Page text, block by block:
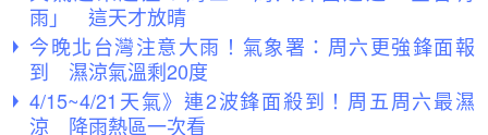
雨」 這天才放晴
今晚北台灣注意大雨！氣象署：周六更強鋒面報
到 濕涼氣溫剩20度
4/15~4/21天氣》連2波鋒面殺到！周五周六最濕
涼 降雨熱區一次看